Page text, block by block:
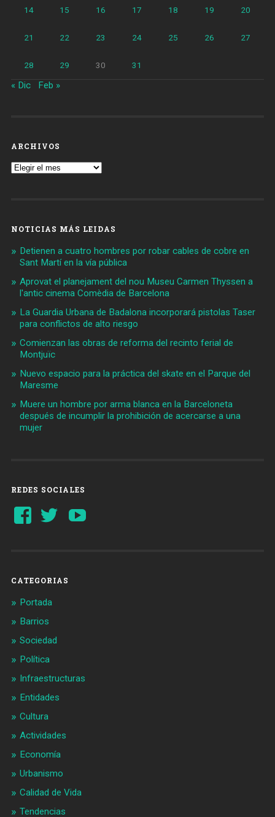
14 15 16 17 18 19 20
21 22 23 24 25 26 27
28 29 30 31
« Dic Feb »
ARCHIVOS
Archivos
NOTICIAS MÁS LEIDAS
Detienen a cuatro hombres por robar cables de cobre en
Sant Martí en la vía pública
Aprovat el planejament del nou Museu Carmen Thyssen a
l'antic cinema Comèdia de Barcelona
La Guardia Urbana de Badalona incorporará pistolas Taser
para conflictos de alto riesgo
Comienzan las obras de reforma del recinto ferial de
Montjuïc
Nuevo espacio para la práctica del skate en el Parque del
Maresme
Muere un hombre por arma blanca en la Barceloneta
después de incumplir la prohibición de acercarse a una
mujer
REDES SOCIALES
Ver
perfil
Ver
perfil
CATEGORIAS
Portada
Barrios
Sociedad
Política
Infraestructuras
Entidades
Cultura
Actividades
Economía
Urbanismo
Calidad de Vida
Tendencias